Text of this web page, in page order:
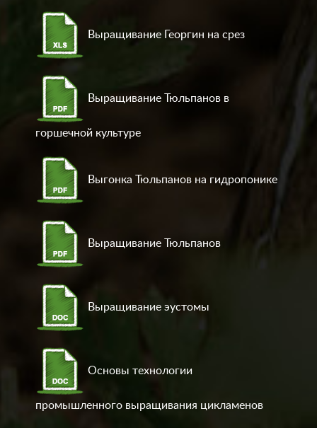
Выращивание Георгин на срез
Выращивание Тюльпанов в
горшечной культуре
Выгонка Тюльпанов на гидропонике
Выращивание Тюльпанов
Выращивание эустомы
Основы технологии
промышленного выращивания цикламенов